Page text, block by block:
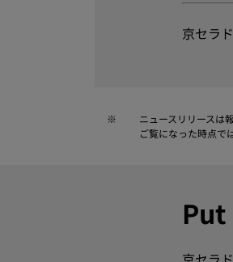
京セラ
※
ニュースリリースは
ご覧になった時点で
Put